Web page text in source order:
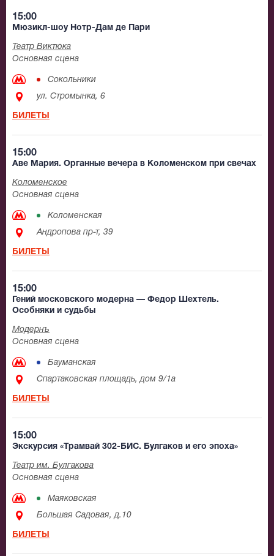
15:00
Мюзикл-шоу Нотр-Дам де Пари
Театр Виктюка
Основная сцена
Сокольники
ул. Стромынка, 6
БИЛЕТЫ
15:00
Аве Мария. Органные вечера в Коломенском при свечах
Коломенское
Основная сцена
Коломенская
Андропова пр-т, 39
БИЛЕТЫ
15:00
Гений московского модерна — Федор Шехтель.
Особняки и судьбы
Модернъ
Основная сцена
Бауманская
Спартаковская площадь, дом 9/1а
БИЛЕТЫ
15:00
Экскурсия «Трамвай 302-БИС. Булгаков и его эпоха»
Театр им. Булгакова
Основная сцена
Маяковская
Большая Садовая, д.10
БИЛЕТЫ